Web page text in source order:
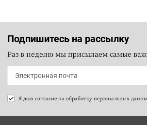
Подпишитесь на рассылку
Раз в неделю мы присылаем самые
Я даю согласие на обработку персональных